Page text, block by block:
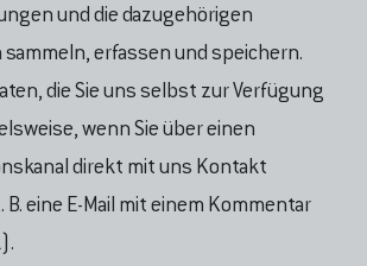
und die dazugehörigen
erfassen und speichern.
die Sie uns selbst zur Verfügung
wenn Sie über einen
direkt mit uns Kontakt
eine E-Mail mit einem Kommentar